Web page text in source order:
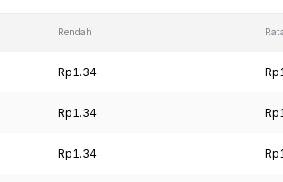
Rendah
Rp1.34
Rp1.34
Rp1.34